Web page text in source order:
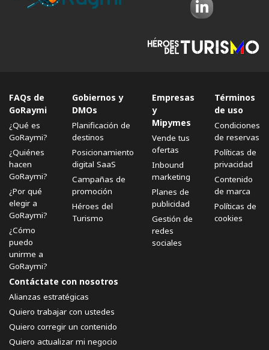
FAQs de
GoRaymi
¿Qué es
GoRaymi?
¿Quiénes
hacen
GoRaymi?
¿Por qué
elegir a
GoRaymi?
¿Cómo
puedo
unirme a
GoRaymi?
Gobiernos y
DMOs
Planificación de
destinos
Posicionamiento
digital SaaS
Campañas de
promoción
Héroes del
Turismo
Empresas
y
Mipymes
Vende tus
ofertas
Inbound
marketing
Planes de
publicidad
Gestión de
redes
sociales
Términos
de uso
Condiciones
de reservas
Políticas de
privacidad
Contenido
de marca
Políticas de
cookies
Contáctate con nosotros
Alianzas estratégicas
Quiero trabajar con ustedes
Quiero corregir un contenido
Quiero actualizar mi negocio